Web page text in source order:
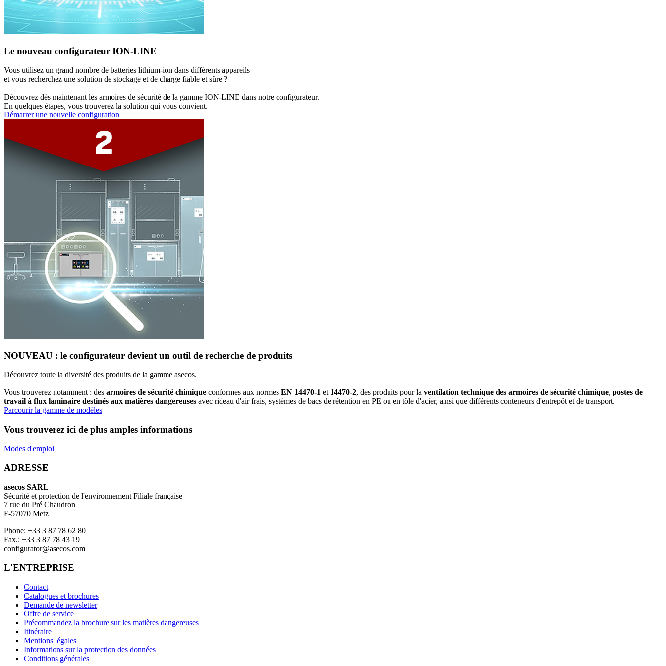
Le nouveau configurateur ION-LINE
Vous utilisez un grand nombre de batteries lithium-ion dans différents appareils
et vous recherchez une solution de stockage et de charge fiable et sûre ?
Découvrez dès maintenant les armoires de sécurité de la gamme ION-LINE dans notre configurateur.
En quelques étapes, vous trouverez la solution qui vous convient.
Démarrer une nouvelle configuration
NOUVEAU : le configurateur devient un outil de recherche de produits
Découvrez toute la diversité des produits de la gamme asecos.
Vous trouverez notamment : des armoires de sécurité chimique conformes aux normes EN 14470-1 et 14470-2, des produits pour la ventilation technique des armoires de sécurité chimique, postes de
travail à flux laminaire destinés aux matières dangereuses avec rideau d'air frais, systèmes de bacs de rétention en PE ou en tôle d'acier, ainsi que différents conteneurs d'entrepôt et de transport.
Parcourir la gamme de modèles
Vous trouverez ici de plus amples informations
Modes d'emploi
ADRESSE
asecos SARL
Sécurité et protection de l'environnement Filiale française
7 rue du Pré Chaudron
F-57070 Metz
Phone: +33 3 87 78 62 80
Fax.: +33 3 87 78 43 19
configurator@asecos.com
L'ENTREPRISE
Contact
Catalogues et brochures
Demande de newsletter
Offre de service
Précommandez la brochure sur les matières dangereuses
Itinéraire
Mentions légales
Informations sur la protection des données
Conditions générales